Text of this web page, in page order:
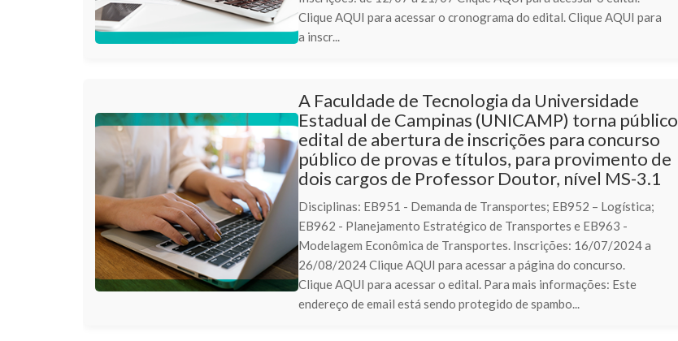
Clique AQUI para acessar o cronograma do edital. Clique AQUI para
a inscr...
A Faculdade de Tecnologia da Universidade
Estadual de Campinas (UNICAMP) torna público
edital de abertura de inscrições para concurso
público de provas e títulos, para provimento de
dois cargos de Professor Doutor, nível MS-3.1
Disciplinas: EB951 - Demanda de Transportes; EB952 – Logística;
EB962 - Planejamento Estratégico de Transportes e EB963 -
Modelagem Econômica de Transportes. Inscrições: 16/07/2024 a
26/08/2024 Clique AQUI para acessar a página do concurso.
Clique AQUI para acessar o edital. Para mais informações: Este
endereço de email está sendo protegido de spambo...